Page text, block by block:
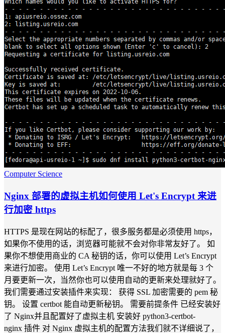
Computer Science
Nginx 部署的虚拟主机如何使用 Let's Encrypt 来进
行加密 https
HTTPS 是现在网站的标配了，很多服务都是必须使用 https，
如果你不使用的话，浏览器可能就不会对你非常友好了。 如
果你不想使用商业的 CA 秘钥的话，你可以使用 Let’s Encrypt
来进行加密。 使用 Let’s Encrypt 唯一不好的地方就是每 3 个
月要更新一次，当然你也可以使用自动的更新来处理就好了。
我们需要通过安装插件来实现： 获得 SSL 加密需要的 pem 秘
钥。 设置 certbot 能自动更新秘钥。 需要前提条件 已经安装好
了 Nginx并且配置好了虚拟主机 安装好 python3-certbot-
nginx 插件 对 Nginx 虚拟主机的配置方法我们就不详细说了，